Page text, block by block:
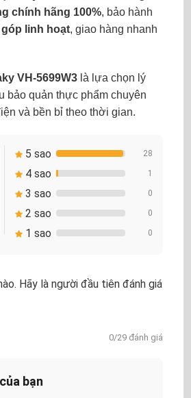
chính hãng 100%, bảo hành
linh hoạt, giao hàng nhanh
VH-5699W3 là lựa chọn lý
bảo quản thực phẩm chuyên
và bền bỉ theo thời gian.
5 sao 28
4 sao 1
3 sao 0
2 sao 0
1 sao 0
Hãy là người đầu tiên đánh giá
0/29 đánh giá
bạn